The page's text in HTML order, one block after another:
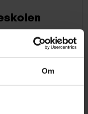
Om
team will get